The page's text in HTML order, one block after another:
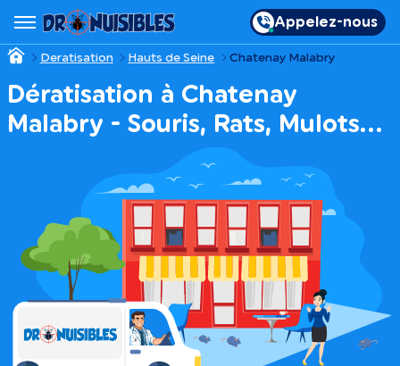
Appelez-nous
Deratisation Hauts de Seine Chatenay Malabry
Dératisation à Chatenay
Malabry - Souris, Rats, Mulots…